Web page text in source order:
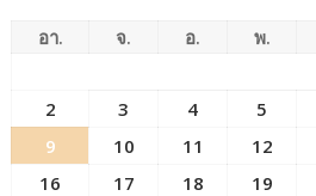
อา. จ. อ. พ.
2
3 4 5
9
10 11 12
16
17 18 19